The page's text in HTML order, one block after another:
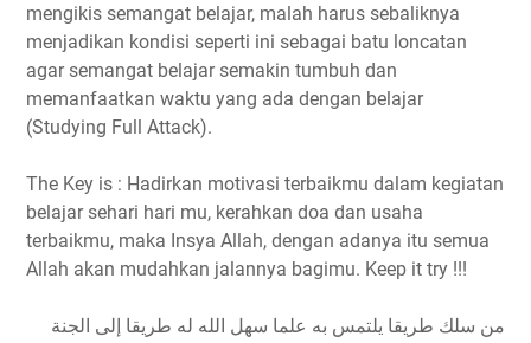
mengikis semangat belajar, malah harus sebaliknya
menjadikan kondisi seperti ini sebagai batu loncatan
agar semangat belajar semakin tumbuh dan
memanfaatkan waktu yang ada dengan belajar
(Studying Full Attack).
The Key is : Hadirkan motivasi terbaikmu dalam kegiatan
belajar sehari hari mu, kerahkan doa dan usaha
terbaikmu, maka Insya Allah, dengan adanya itu semua
Allah akan mudahkan jalannya bagimu. Keep it try !!!
من سلك طريقا يلتمس به علما سهل الله له طريقا إلى الجنة